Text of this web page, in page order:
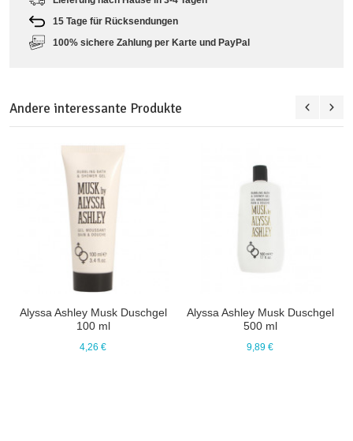
15 Tage für Rücksendungen
100% sichere Zahlung per Karte und PayPal
Andere interessante Produkte
Alyssa Ashley Musk Duschgel
100 ml
4,26 €
Alyssa Ashley Musk Duschgel
500 ml
9,89 €